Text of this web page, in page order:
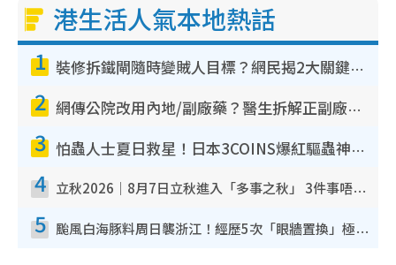
港生活人氣本地熱話
1 裝修拆鐵閘隨時變賊人目標？網民揭2大關鍵用途：裝新式等於白裝？附新舊鐵閘分別
2 網傳公院改用內地/副廠藥？醫生拆解正副廠分別 揭4類人換藥隨時出事
3 怕蟲人士夏日救星！日本3COINS爆紅驅蟲神器$45起 1招「全程免觸碰」輕鬆搞定小強
4 立秋2026｜8月7日立秋進入「多事之秋」 3件事唔做得！專家教6招開運 清枱頭／銀包納氣接好運
5 颱風白海豚料周日襲浙江！經歷5次「眼牆置換」極罕見 成登陸內地最長途颱風